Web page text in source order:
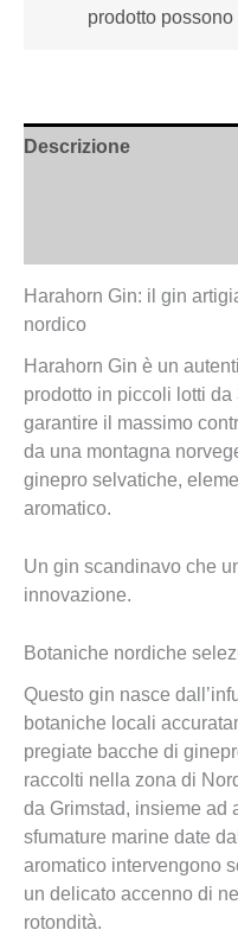
prodotto
Descrizione
Harahorn Gin: il gin
nordico
Harahorn Gin è un
prodotto in piccoli lotti
garantire il massimo
da una montagna
ginepro selvatiche,
aromatico.
Un gin scandinavo che
innovazione.
Botaniche nordiche
Questo gin nasce
botaniche locali
pregiate bacche di
raccolti nella zona di
da Grimstad, insieme ad
sfumature marine date
aromatico intervengono
un delicato accenno di
rotondità.